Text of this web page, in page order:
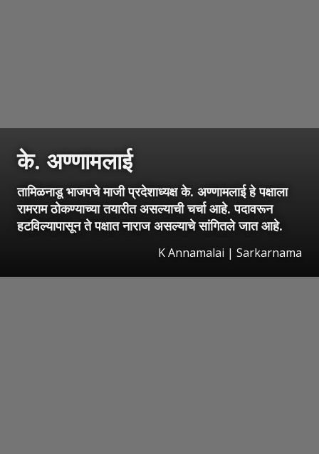
के. अण्णामलाई
तामिळनाडू भाजपचे माजी प्रदेशाध्यक्ष के. अण्णामलाई हे पक्षाला
रामराम ठोकण्याच्या तयारीत असल्याची चर्चा आहे. पदावरून
हटविल्यापासून ते पक्षात नाराज असल्याचे सांगितले जात आहे.
K Annamalai | Sarkarnama